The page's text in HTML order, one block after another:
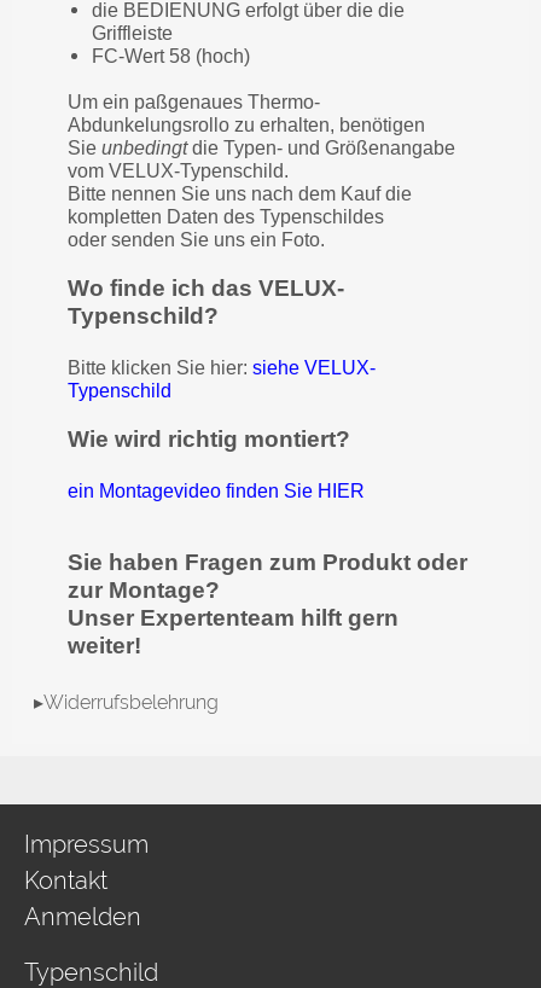
die BEDIENUNG erfolgt über die die
Griffleiste
FC-Wert 58 (hoch)
Um ein paßgenaues Thermo-
Abdunkelungsrollo zu erhalten, benötigen
Sie unbedingtdie Typen- und Größenangabe
vom VELUX-Typenschild.
Bitte nennen Sie uns nach dem Kauf die
kompletten Daten des Typenschildes
oder senden Sie uns ein Foto.
Wo finde ich das VELUX-
Typenschild?
Bitte klicken Sie hier: siehe VELUX-
Typenschild
Wie wird richtig montiert?
ein Montagevideo finden Sie HIER
Sie haben Fragen zum Produkt oder
zur Montage?
Unser Expertenteam hilft gern
weiter!
▸Widerrufsbelehrung
Impressum
Kontakt
Anmelden
Typenschild